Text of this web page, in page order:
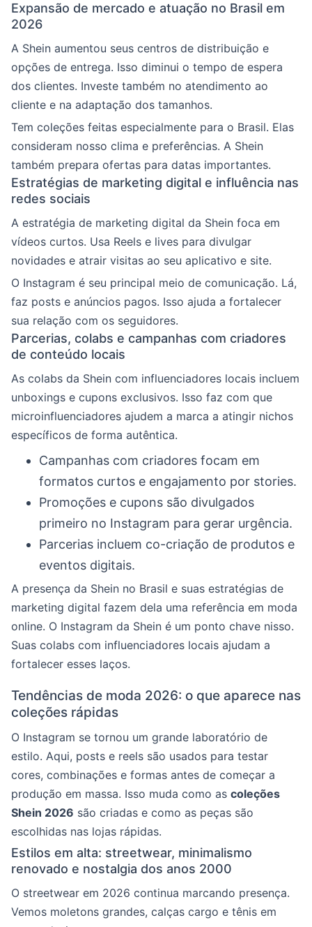
Expansão de mercado e atuação no Brasil em
2026
A Shein aumentou seus centros de distribuição e
opções de entrega. Isso diminui o tempo de espera
dos clientes. Investe também no atendimento ao
cliente e na adaptação dos tamanhos.
Tem coleções feitas especialmente para o Brasil. Elas
consideram nosso clima e preferências. A Shein
também prepara ofertas para datas importantes.
Estratégias de marketing digital e influência nas
redes sociais
A estratégia de marketing digital da Shein foca em
vídeos curtos. Usa Reels e lives para divulgar
novidades e atrair visitas ao seu aplicativo e site.
O Instagram é seu principal meio de comunicação. Lá,
faz posts e anúncios pagos. Isso ajuda a fortalecer
sua relação com os seguidores.
Parcerias, colabs e campanhas com criadores
de conteúdo locais
As colabs da Shein com influenciadores locais incluem
unboxings e cupons exclusivos. Isso faz com que
microinfluenciadores ajudem a marca a atingir nichos
específicos de forma autêntica.
Campanhas com criadores focam em
formatos curtos e engajamento por stories.
Promoções e cupons são divulgados
primeiro no Instagram para gerar urgência.
Parcerias incluem co-criação de produtos e
eventos digitais.
A presença da Shein no Brasil e suas estratégias de
marketing digital fazem dela uma referência em moda
online. O Instagram da Shein é um ponto chave nisso.
Suas colabs com influenciadores locais ajudam a
fortalecer esses laços.
Tendências de moda 2026: o que aparece nas
coleções rápidas
O Instagram se tornou um grande laboratório de
estilo. Aqui, posts e reels são usados para testar
cores, combinações e formas antes de começar a
produção em massa. Isso muda como as coleções
Shein 2026 são criadas e como as peças são
escolhidas nas lojas rápidas.
Estilos em alta: streetwear, minimalismo
renovado e nostalgia dos anos 2000
O streetwear em 2026 continua marcando presença.
Vemos moletons grandes, calças cargo e tênis em